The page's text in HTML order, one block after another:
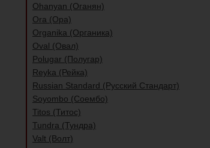
Ohanyan (Оганян)
Ora (Ора)
Organika (Органика)
Oval (Овал)
Polugar (Полугар)
Reyka (Рейка)
Russian Standard (Русский Стандарт)
Soyombo (Соембо)
Titos (Титос)
Tundra (Тундра)
Valt (Волт)